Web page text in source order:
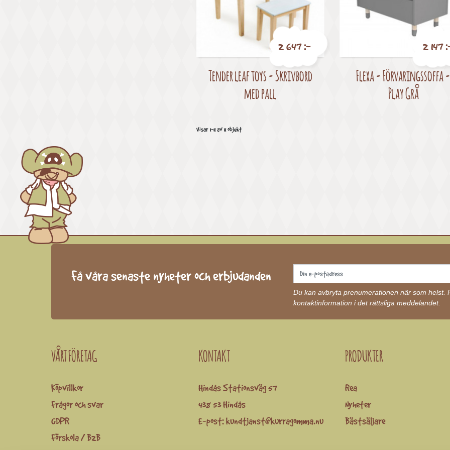
Pris
2 647 :-
Tender leaf toys - Skrivbord
med pall
Pris
2 147
Flexa - Förvaringssoffa
Play Grå
Visar 1-11 av 11 objekt
Få våra senaste nyheter och erbjudanden
Du kan avbryta prenumerationen när som helst.
kontaktinformation i det rättsliga meddelandet.
VÅRT FÖRETAG
Köpvillkor
Frågor och svar
GDPR
Förskola / B2B
KONTAKT
Hindås Stationsväg 57
438 53 Hindås
E-post:kundtjanst@kurragomma.nu
PRODUKTER
Rea
Nyheter
Bästsäljare